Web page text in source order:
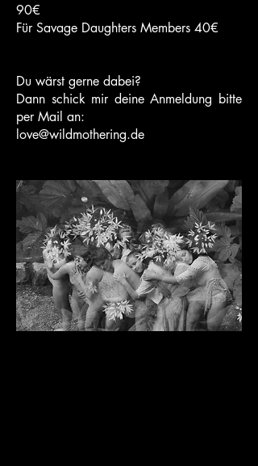
90€
Für Savage Daughters Members 40€
Du wärst gerne dabei?
Dann schick mir deine Anmeldung bitte
per Mail an:
love@wildmothering.de